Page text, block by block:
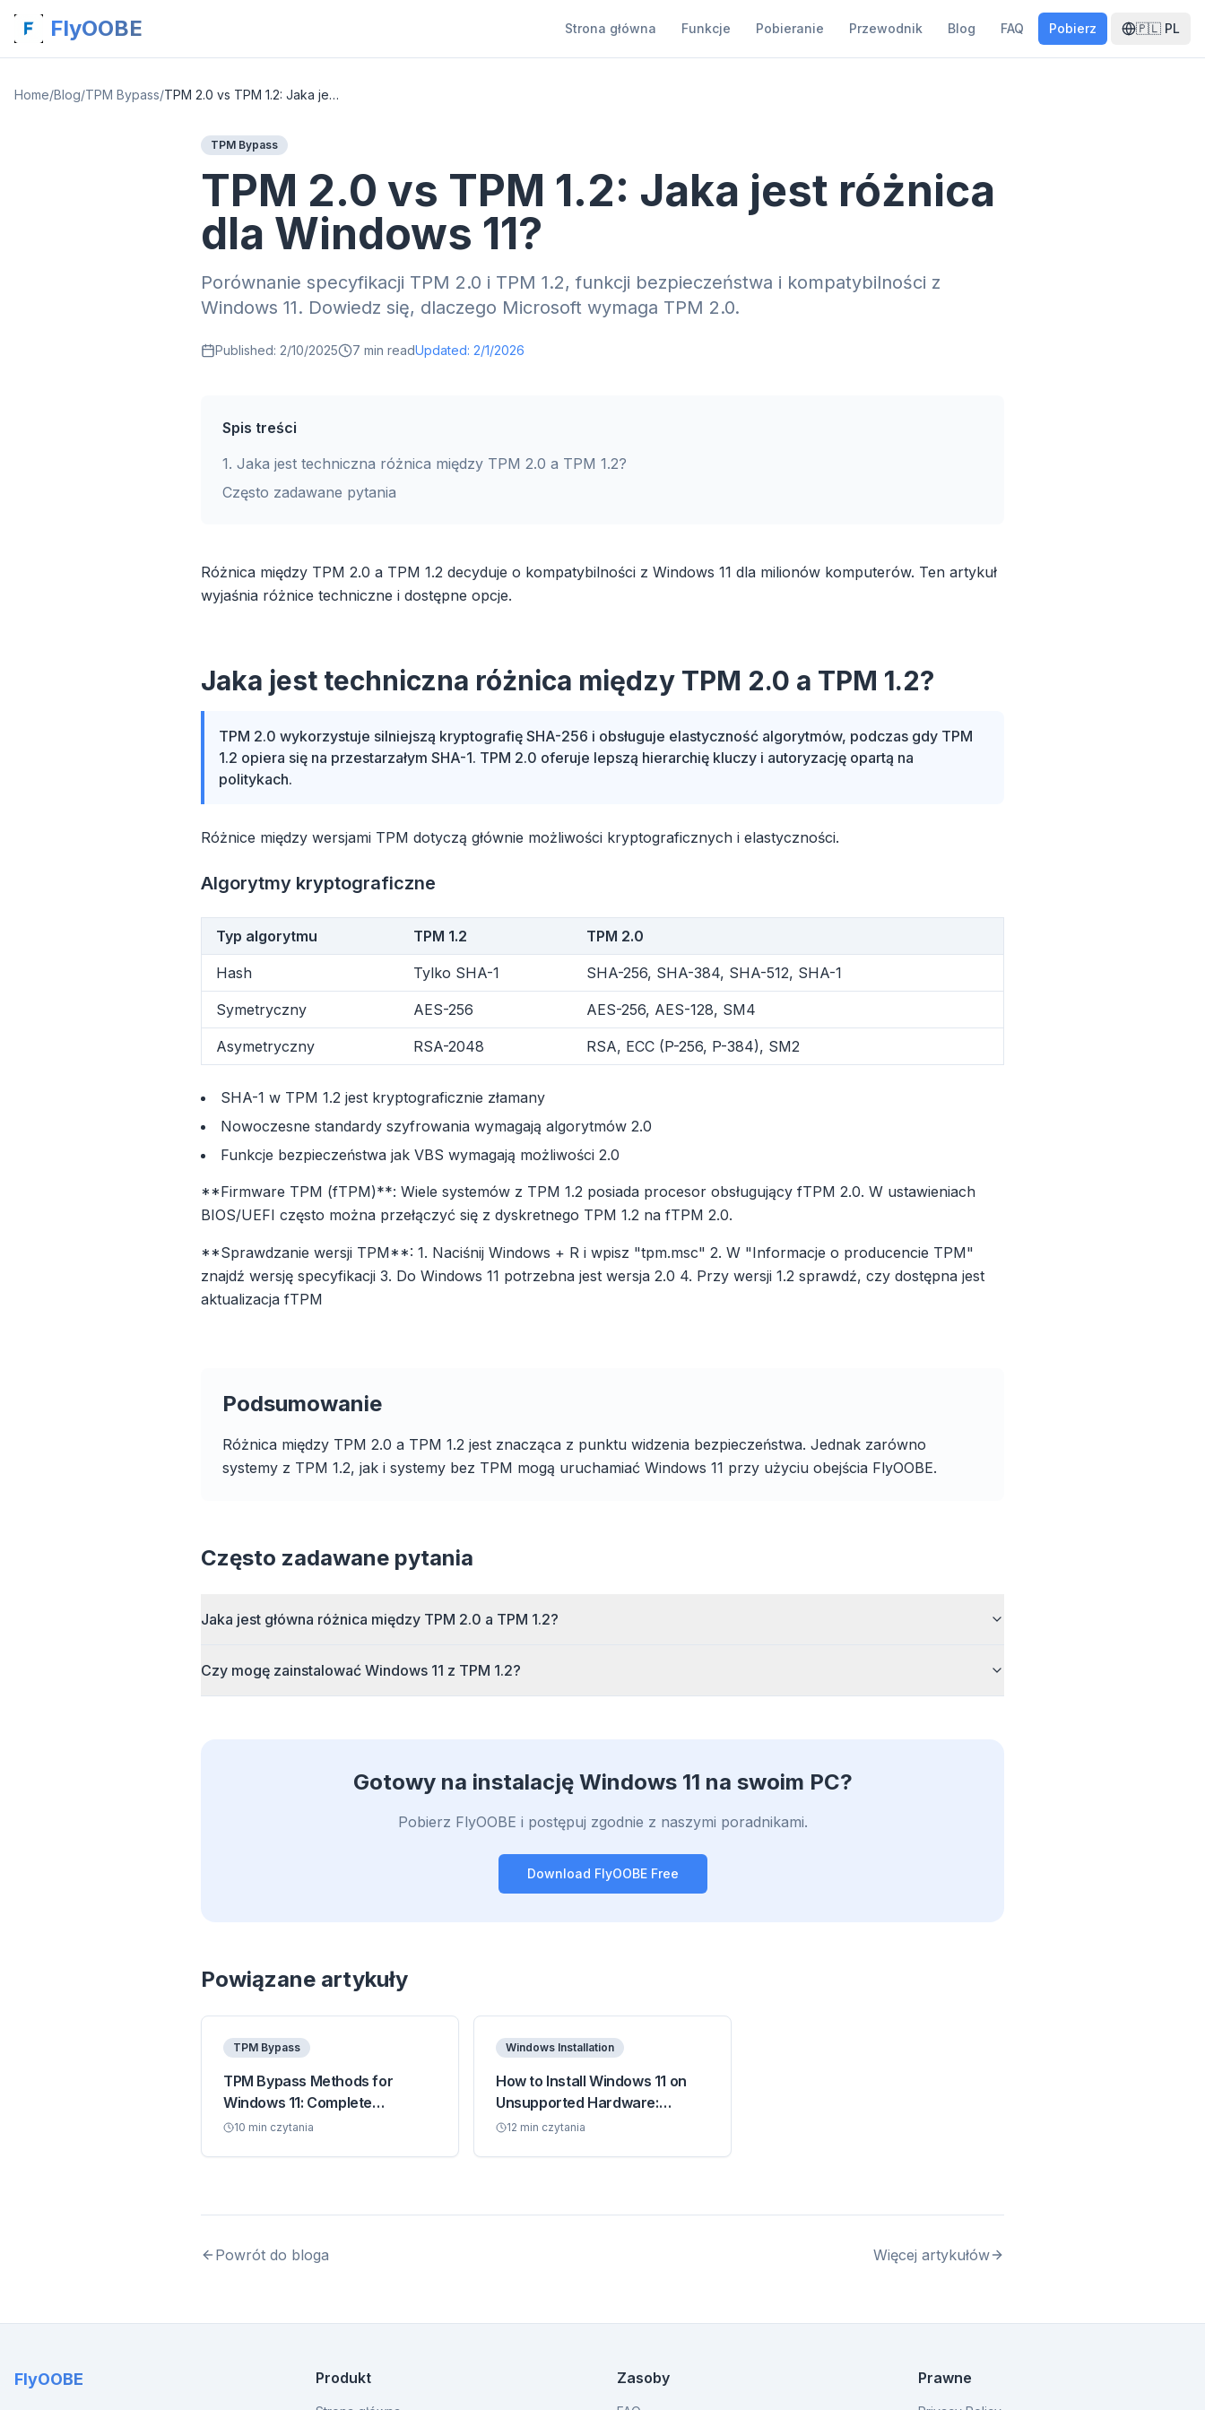
FlyOOBE Strona główna Funkcje Pobieranie Przewodnik Blog FAQ Pobierz 🇵🇱 PL
Home/Blog/TPM Bypass/ TPM 2.0 vs TPM 1.2: Jaka jest różnica dla Windows 11?
TPM Bypass
TPM 2.0 vs TPM 1.2: Jaka jest różnica
dla Windows 11?
Porównanie specyfikacji TPM 2.0 i TPM 1.2, funkcji bezpieczeństwa i kompatybilności z
Windows 11. Dowiedz się, dlaczego Microsoft wymaga TPM 2.0.
Published: 2/10/2025 7 min readUpdated: 2/1/2026
Spis treści
1. Jaka jest techniczna różnica między TPM 2.0 a TPM 1.2?
Często zadawane pytania
Różnica między TPM 2.0 a TPM 1.2 decyduje o kompatybilności z Windows 11 dla milionów komputerów. Ten artykuł
wyjaśnia różnice techniczne i dostępne opcje.
Jaka jest techniczna różnica między TPM 2.0 a TPM 1.2?
TPM 2.0 wykorzystuje silniejszą kryptografię SHA-256 i obsługuje elastyczność algorytmów, podczas gdy TPM
1.2 opiera się na przestarzałym SHA-1. TPM 2.0 oferuje lepszą hierarchię kluczy i autoryzację opartą na
politykach.
Różnice między wersjami TPM dotyczą głównie możliwości kryptograficznych i elastyczności.
Algorytmy kryptograficzne
Typ algorytmu TPM 1.2 TPM 2.0
Hash Tylko SHA-1 SHA-256, SHA-384, SHA-512, SHA-1
Symetryczny AES-256 AES-256, AES-128, SM4
Asymetryczny RSA-2048 RSA, ECC (P-256, P-384), SM2
SHA-1 w TPM 1.2 jest kryptograficznie złamany
Nowoczesne standardy szyfrowania wymagają algorytmów 2.0
Funkcje bezpieczeństwa jak VBS wymagają możliwości 2.0
**Firmware TPM (fTPM)**: Wiele systemów z TPM 1.2 posiada procesor obsługujący fTPM 2.0. W ustawieniach
BIOS/UEFI często można przełączyć się z dyskretnego TPM 1.2 na fTPM 2.0.
**Sprawdzanie wersji TPM**: 1. Naciśnij Windows + R i wpisz "tpm.msc" 2. W "Informacje o producencie TPM"
znajdź wersję specyfikacji 3. Do Windows 11 potrzebna jest wersja 2.0 4. Przy wersji 1.2 sprawdź, czy dostępna jest
aktualizacja fTPM
Podsumowanie
Różnica między TPM 2.0 a TPM 1.2 jest znacząca z punktu widzenia bezpieczeństwa. Jednak zarówno
systemy z TPM 1.2, jak i systemy bez TPM mogą uruchamiać Windows 11 przy użyciu obejścia FlyOOBE.
Często zadawane pytania
Jaka jest główna różnica między TPM 2.0 a TPM 1.2?
Czy mogę zainstalować Windows 11 z TPM 1.2?
Gotowy na instalację Windows 11 na swoim PC?
Pobierz FlyOOBE i postępuj zgodnie z naszymi poradnikami.
Download FlyOOBE Free
Powiązane artykuły
TPM Bypass
TPM Bypass Methods for
Windows 11: Complete
Technical Guide
10 min czytania
Windows Installation
How to Install Windows 11 on
Unsupported Hardware:
Complete 2026 Guide
12 min czytania
Powrót do bloga Więcej artykułów
FlyOOBE Produkt Zasoby Prawne
flyoobe
BrowserOptimizer
ładowania każdej strony.
banery i trackery, które Cię
spowalniają.
instalacja, wszystkie
zoptymalizowane.